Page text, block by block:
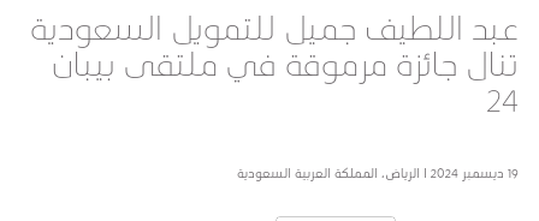
عبد اللطيف جميل للتمويل السعودية
تنال جائزة مرموقة في ملتقى بيبان
24
19 ديسمبر 2024 I الرياض، المملكة العربية السعودية